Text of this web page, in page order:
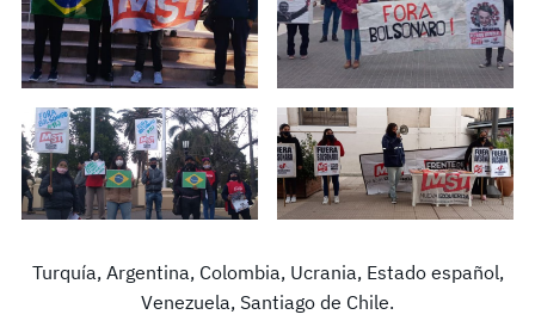
Turquía, Argentina, Colombia, Ucrania, Estado español,
Venezuela, Santiago de Chile.